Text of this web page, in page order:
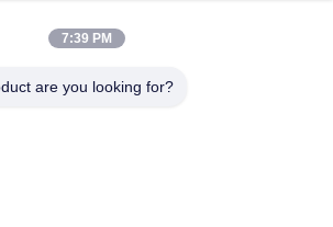
18148506772
7:39 PM
are you looking for?